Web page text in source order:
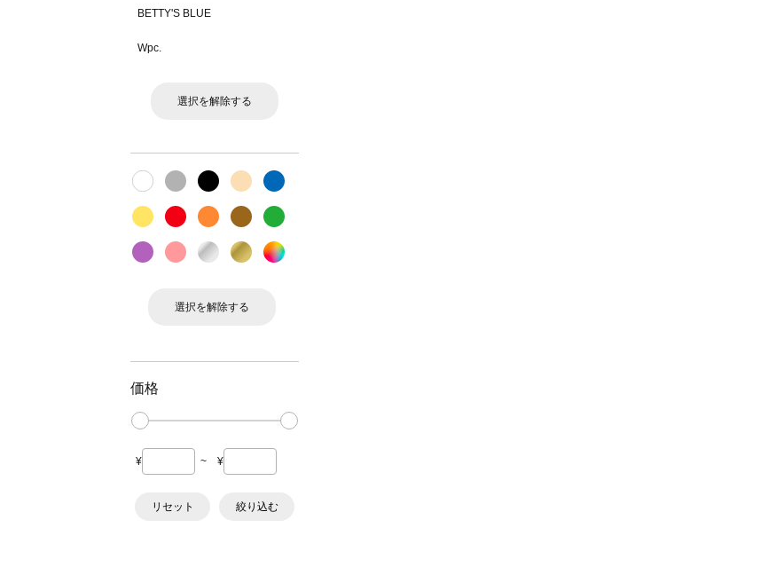
BETTY'S BLUE
Wpc.
選択を解除する
選択を解除する
価格
¥ ~ ¥
リセット 絞り込む